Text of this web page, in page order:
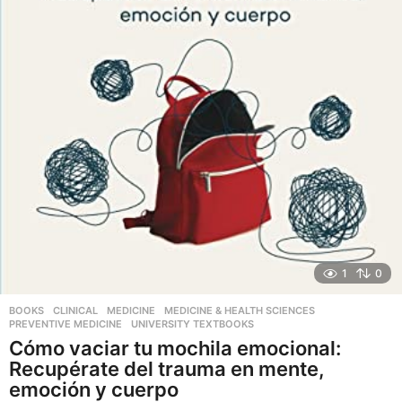
1 0
BOOKS ,CLINICAL ,MEDICINE ,MEDICINE & HEALTH SCIENCES
PREVENTIVE MEDICINE
,UNIVERSITY TEXTBOOKS
Cómo vaciar tu mochila emocional:
Recupérate del trauma en mente,
emoción y cuerpo